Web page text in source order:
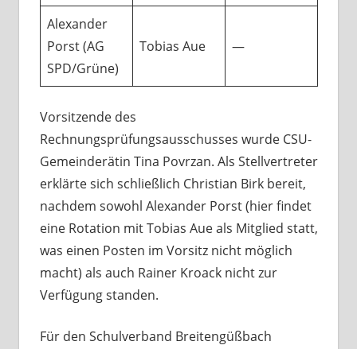
Alexander
Porst (AG
SPD/Grüne)
Tobias Aue —
Vorsitzende des
Rechnungsprüfungsausschusses wurde CSU-
Gemeinderätin Tina Povrzan. Als Stellvertreter
erklärte sich schließlich Christian Birk bereit,
nachdem sowohl Alexander Porst (hier findet
eine Rotation mit Tobias Aue als Mitglied statt,
was einen Posten im Vorsitz nicht möglich
macht) als auch Rainer Kroack nicht zur
Verfügung standen.
Für den Schulverband Breitengüßbach